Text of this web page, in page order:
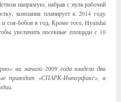
напрямую, набрав с нуля рабочий
компания планирует к 2014 году
соя-бобов в год. Кроме того, Hyundai
увеличить посевные площади с 10
на начало 2009 года владели два
приводит «СПАРК-Интерфакс», а